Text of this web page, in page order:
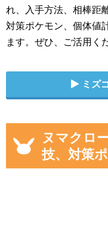
れ、入手方法、相棒距
対策ポケモン、個体値
ます。ぜひ、ご活用く
ミズ
ヌマクロ
技、対策